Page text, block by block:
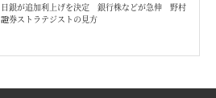
日銀が追加利上げを決定 銀行株などが急伸 野村
證券ストラテジストの見方